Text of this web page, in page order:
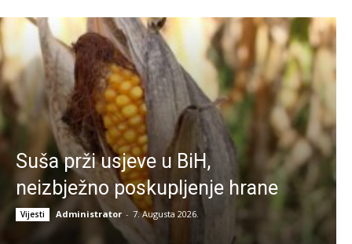
Suša prži usjeve u BiH,
neizbježno poskupljenje hrane
Vijesti Administrator - 7. Augusta 2026.